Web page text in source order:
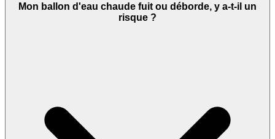
Mon ballon d'eau chaude fuit ou déborde, y a-t-il un
risque ?